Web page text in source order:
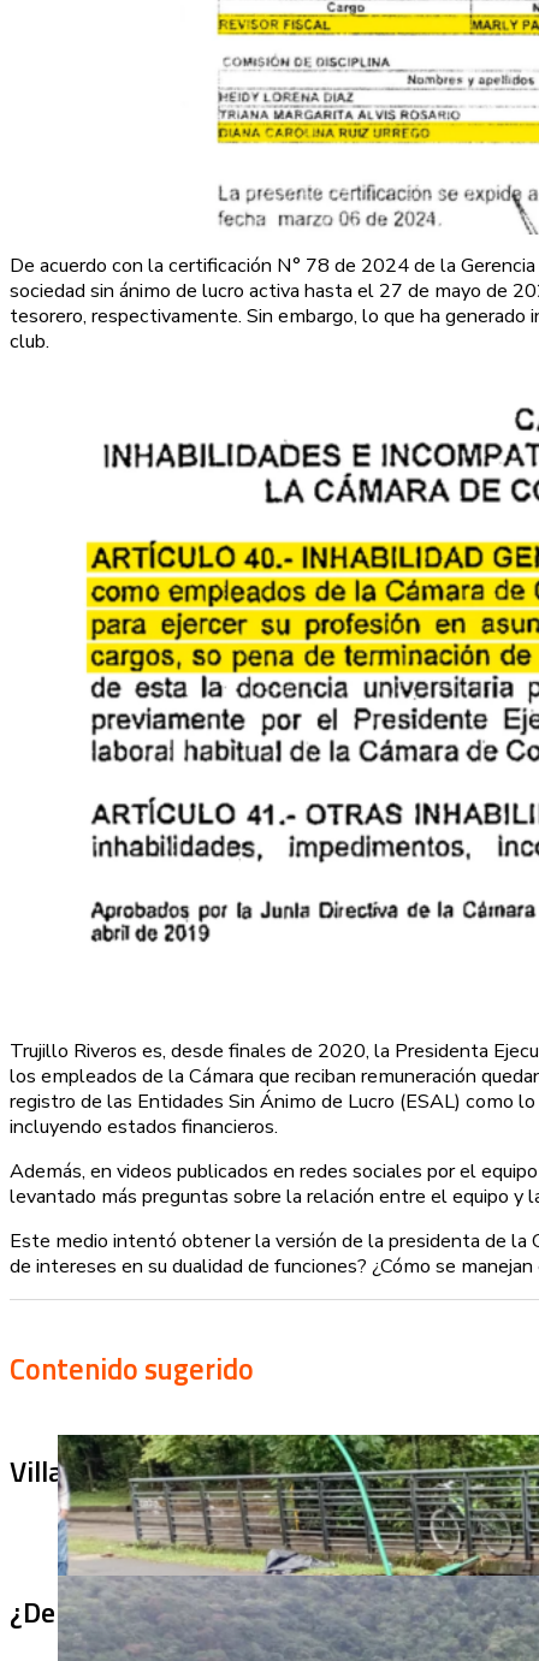
De acuerdo con la certificación N° 78 de 2024 de la
sociedad sin ánimo de lucro activa hasta el 27 de mayo de
tesorero, respectivamente. Sin embargo, lo que ha
club.
Trujillo Riveros es, desde finales de 2020, la Presidenta
los empleados de la Cámara que reciban remuneración
registro de las Entidades Sin Ánimo de Lucro (ESAL) como
incluyendo estados financieros.
Además, en videos publicados en redes sociales por el
levantado más preguntas sobre la relación entre el equipo y
Este medio intentó obtener la versión de la presidenta de la
de intereses en su dualidad de funciones? ¿Cómo se
Contenido sugerido
Villa Julia no puede tapar el problema:
¿De qué sirve un puente terminado si no